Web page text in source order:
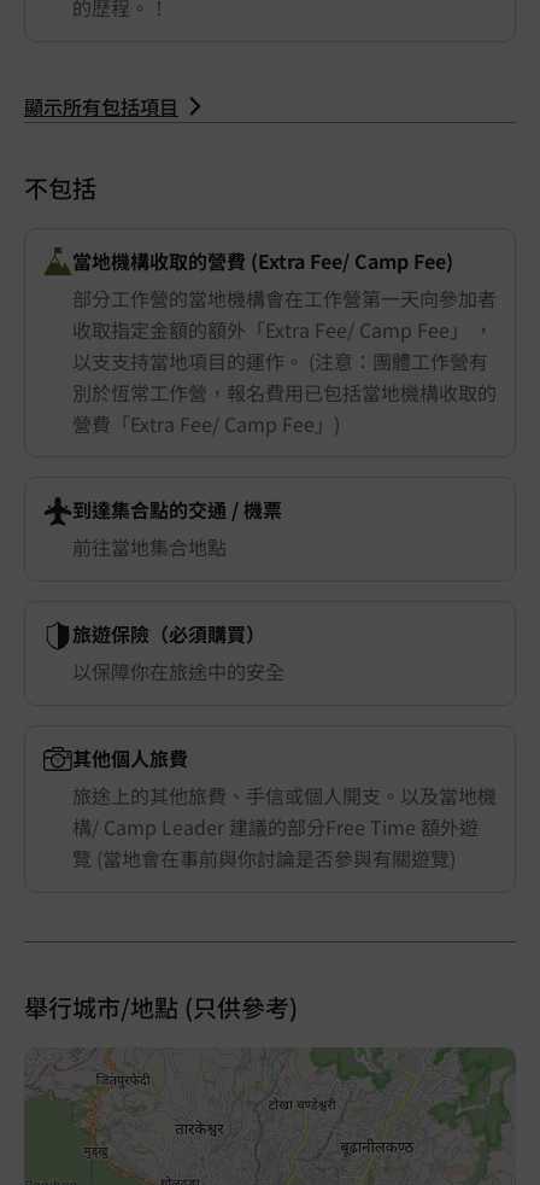
的歷程。！
顯示所有包括項目
不包括
當地機構收取的營費 (Extra Fee/ Camp Fee)
部分工作營的當地機構會在工作營第一天向參加者
收取指定金額的額外「Extra Fee/ Camp Fee」 ，
以支支持當地項目的運作。 (注意：團體工作營有
別於恆常工作營，報名費用已包括當地機構收取的
營費「Extra Fee/ Camp Fee」)
到達集合點的交通 ​/ 機票
前往當地集合地點
旅遊保險（必須購買）
以保障你在旅途中的安全
其他個人旅費
旅途上的其他旅費、手信或個人開支。以及當地機
構/ Camp Leader 建議的部分Free Time 額外遊
覽 (當地會在事前與你討論是否參與有關遊覽)
舉行城市/地點 (只供參考)